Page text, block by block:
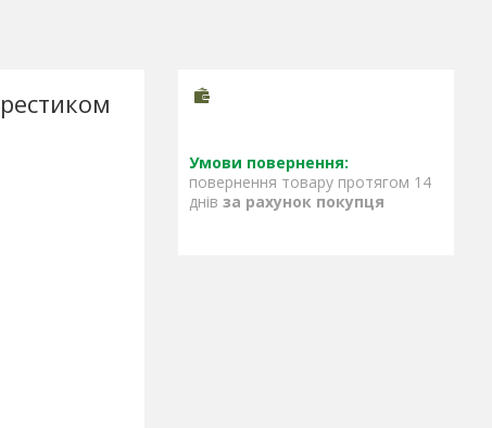
повернення товару протягом 14
днів за рахунок покупця